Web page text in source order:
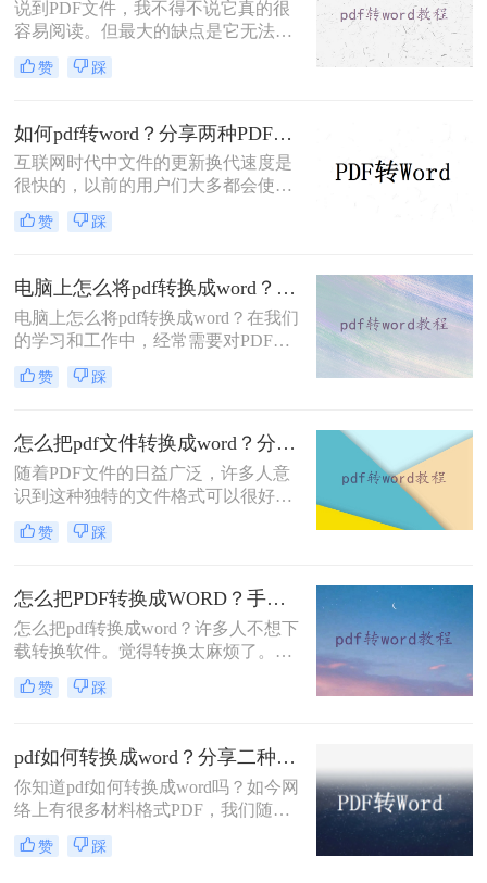
换成word文档的方法。
说到PDF文件，我不得不说它真的很
容易阅读。但最大的缺点是它无法修
改。在这个时候，我们只能无奈叹
息。我们想要将PDF文件变成我们可
法来实现它。比如说pdf怎么样转换成
word文档。那么问题来了，怎么pdf转
word呢？方法如下，快来Mark吧！
赞 踩
如何pdf转word？分享两种PDF文件转换方式！
互联网时代中文件的更新换代速度是
很快的，以前的用户们大多都会使用
Word文档来记录各种信息，随着技术
的进步，近两年来PDF文档愈发火爆
但是PDF文档的应用范围是越来越广
了。无论是PDF文档还是Word文档，
最主要的作用还是为用户们提供方
便，特殊情况下这两种文档是可以互
相转换格式的，那么如何将pdf转换成
word呢？今天就是跟大家分享下两种
赞 踩
电脑上怎么将pdf转换成word？下面二种方法马上教会你
电脑上怎么将pdf转换成word？在我们
的学习和工作中，经常需要对PDF文
档进行转换。转换时，大家是否遇到
过PDF转换乱码、转换时排版错乱、
题？
赞 踩
怎么把pdf文件转换成word？分享一种简单方法~
随着PDF文件的日益广泛，许多人意
识到这种独特的文件格式可以很好地
保护里面的数据和数据，但当需要修
改时却很难下手。想要修改PDF文
word，在Word文档上面修改，那么怎
么把pdf文件转换成word呢？下面一起
看看这个方法吧。
赞 踩
怎么把PDF转换成WORD？手把手教你在线转换！
怎么把pdf转换成word？许多人不想下
载转换软件。觉得转换太麻烦了。那
么是否有在线转换方法？当然是有
的，在线pdf转word简单快捷，方便转
赞 踩
pdf如何转换成word？分享二种简单方法~
你知道pdf如何转换成word吗？如今网
络上有很多材料格式PDF，我们随便
下载的一份文件可能都是PDF格式
的，当你想要复制里面的内容或者是
赞 踩